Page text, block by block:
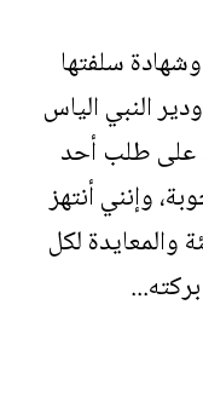
سلفتها
النبي الياس
عام 1958، بناءً على طلب أحد
وإنني أنتهز
والمعايدة لكل